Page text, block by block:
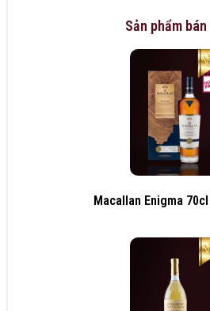
Sản phẩm
Macallan Enigma